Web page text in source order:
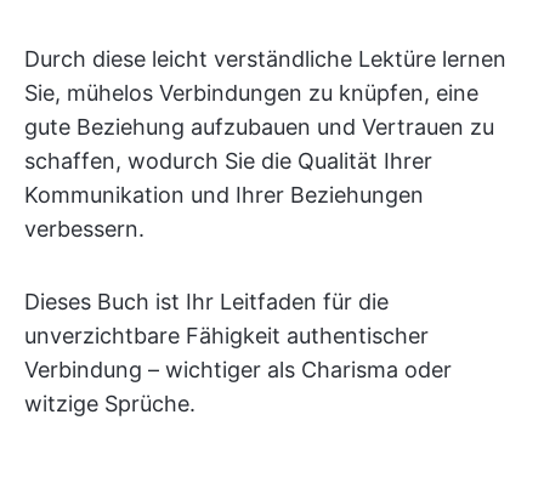
Durch diese leicht verständliche Lektüre lernen
Sie, mühelos Verbindungen zu knüpfen, eine
gute Beziehung aufzubauen und Vertrauen zu
schaffen, wodurch Sie die Qualität Ihrer
Kommunikation und Ihrer Beziehungen
verbessern.
Dieses Buch ist Ihr Leitfaden für die
unverzichtbare Fähigkeit authentischer
Verbindung – wichtiger als Charisma oder
witzige Sprüche.